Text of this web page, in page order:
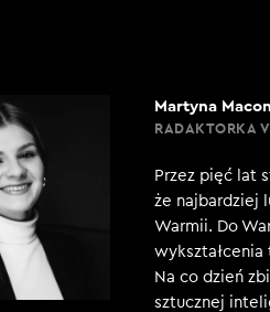
Martyna
RADAKTORKA
Przez pięć lat
że najbardziej
Warmii. Do
wykształcenia
Na co dzień
sztucznej